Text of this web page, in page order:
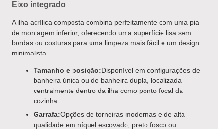
Eixo integrado
A ilha acrílica composta combina perfeitamente com uma pia
de montagem inferior, oferecendo uma superfície lisa sem
bordas ou costuras para uma limpeza mais fácil e um design
minimalista.
Tamanho e posição:Disponível em configurações de
banheira única ou de banheira dupla, localizada
centralmente dentro da ilha como ponto focal da
cozinha.
Garrafa:Opções de torneiras modernas e de alta
qualidade em níquel escovado, preto fosco ou